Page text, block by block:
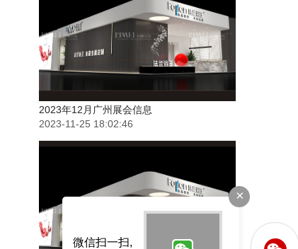
2023年12月广州展会信息
2023-11-25 18:02:46
×
微信扫一扫,